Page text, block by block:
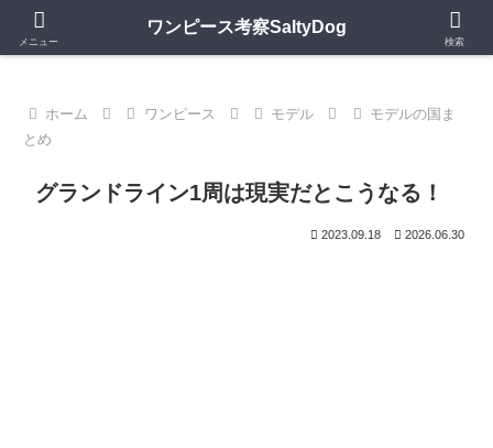
第1150話更新中｜ワンピースの歴史・神話・キャラモデルを深掘り考察
ホーム ワンピース モデル
モデルの国ま
とめ
グランドライン1周は現実だとこうなる！
2023.09.18 2026.06.30
メニュー
ワンピース考察SaltyDog
検索